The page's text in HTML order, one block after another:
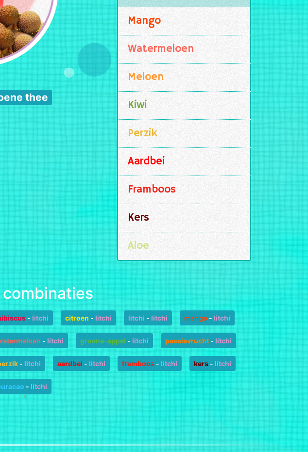
thee
Mango
Watermeloen
Meloen
Kiwi
Perzik
Aardbei
Framboos
Kers
Aloe
- litchi citroen - litchi litchi - litchi mango - litchi
- litchi groene-appel - litchi passievrucht - litchi
- litchi aardbei - litchi framboos - litchi kers - litchi
- litchi